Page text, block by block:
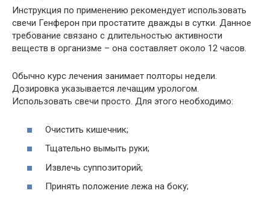
Инструкция по применению рекомендует использовать
свечи Генферон при простатите дважды в сутки. Данное
требование связано с длительностью активности
веществ в организме – она составляет около 12 часов.
Обычно курс лечения занимает полторы недели.
Дозировка указывается лечащим урологом.
Использовать свечи просто. Для этого необходимо:
Очистить кишечник;
Тщательно вымыть руки;
Извлечь суппозиторий;
Принять положение лежа на боку;